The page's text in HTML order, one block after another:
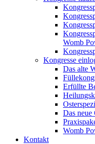
Womb
Kongresse
Das alte
Erfüllte
Das
Womb
Kontakt